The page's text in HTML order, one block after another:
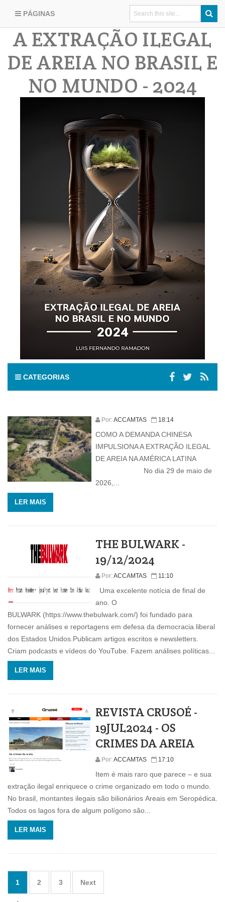
PÁGINAS
A EXTRAÇÃO ILEGAL
DE AREIA NO BRASIL E
NO MUNDO - 2024
CATEGORIAS
Por:ACCAMTAS 18:14
COMO A DEMANDA CHINESA
IMPULSIONA A EXTRAÇÃO ILEGAL
DE AREIA NA AMÉRICA LATINA
No dia 29 de maio de
2026,...
LER MAIS
THE BULWARK -
19/12/2024
Por:ACCAMTAS 11:10
Uma excelente notícia de final de
ano. O
BULWARK (https://www.thebulwark.com/) foi fundado para
fornecer análises e reportagens em defesa da democracia liberal
dos Estados Unidos.Publicam artigos escritos e newsletters.
Criam podcasts e vídeos do YouTube. Fazem análises políticas...
LER MAIS
REVISTA CRUSOÉ -
19JUL2024 - OS
CRIMES DA AREIA
Por:ACCAMTAS 17:10
Item é mais raro que parece – e sua
extração ilegal enriquece o crime organizado em todo o mundo.
No brasil, montantes ilegais são bilionários Areais em Seropédica.
Todos os lagos fora de algum polígono são...
LER MAIS
1 2 3 Next